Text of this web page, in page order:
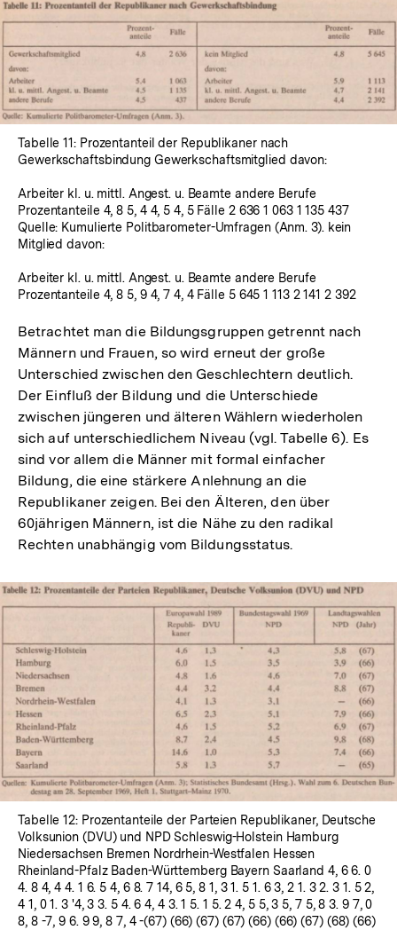
In
Lightbox
öffnen
Tabelle 11: Prozentanteil der Republikaner nach
Gewerkschaftsbindung Gewerkschaftsmitglied davon:
Arbeiter kl. u. mittl. Angest. u. Beamte andere Berufe
Prozentanteile 4, 8 5, 4 4, 5 4, 5 Fälle 2 636 1 063 1 135 437
Quelle: Kumulierte Politbarometer-Umfragen (Anm. 3). kein
Mitglied davon:
Arbeiter kl. u. mittl. Angest. u. Beamte andere Berufe
Prozentanteile 4, 8 5, 9 4, 7 4, 4 Fälle 5 645 1 113 2 141 2 392
Betrachtet man die Bildungsgruppen getrennt nach
Männern und Frauen, so wird erneut der große
Unterschied zwischen den Geschlechtern deutlich.
Der Einfluß der Bildung und die Unterschiede
zwischen jüngeren und älteren Wählern wiederholen
sich auf unterschiedlichem Niveau (vgl. Tabelle 6). Es
sind vor allem die Männer mit formal einfacher
Bildung, die eine stärkere Anlehnung an die
Republikaner zeigen. Bei den Älteren, den über
60jährigen Männern, ist die Nähe zu den radikal
Rechten unabhängig vom Bildungsstatus.
In
Lightbox
öffnen
Tabelle 12: Prozentanteile der Parteien Republikaner, Deutsche
Volksunion (DVU) und NPD Schleswig-Holstein Hamburg
Niedersachsen Bremen Nordrhein-Westfalen Hessen
Rheinland-Pfalz Baden-Württemberg Bayern Saarland 4, 6 6. 0
4. 8 4, 4 4. 1 6. 5 4, 6 8. 7 14, 6 5, 8 1, 3 1. 5 1. 6 3, 2 1. 3 2. 3 1. 5 2,
4 1, 0 1. 3 '4, 3 3. 5 4. 6 4, 4 3. 1 5. 1 5. 2 4, 5 5, 3 5, 7 5, 8 3. 9 7, 0
8, 8 -7, 9 6. 9 9, 8 7, 4 -(67) (66) (67) (67) (66) (66) (67) (68) (66)